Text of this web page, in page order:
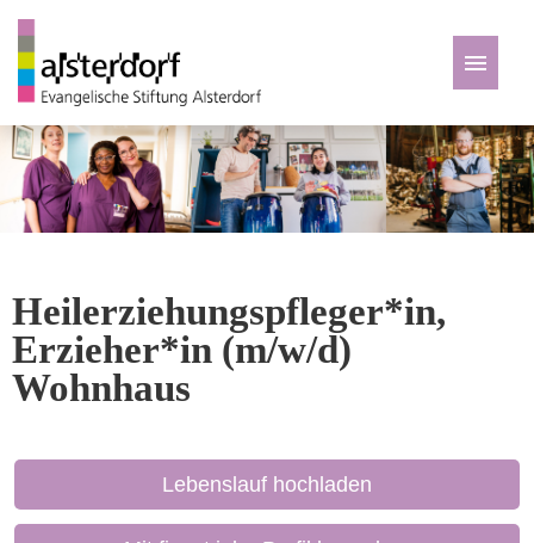
Deutsch
Zu den Jobs
Heilerziehungspfleger*in,
Erzieher*in (m/w/d)
Wohnhaus
Lebenslauf hochladen